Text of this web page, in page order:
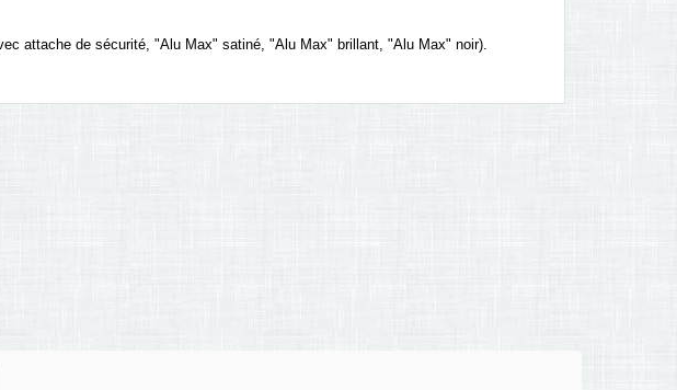
attache de sécurité, "Alu Max" satiné, "Alu Max" brillant, "Alu Max" noir).